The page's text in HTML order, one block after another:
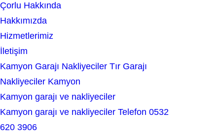
c
h
Çorlu Hakkında
Hakkımızda
Hizmetlerimiz
İletişim
Kamyon Garajı Nakliyeciler Tır Garajı
Nakliyeciler Kamyon
Kamyon garajı ve nakliyeciler
Kamyon garajı ve nakliyeciler Telefon 0532
620 3906